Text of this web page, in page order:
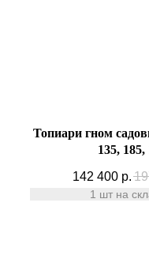
Топиари гном
135, 185,
142 400 р.